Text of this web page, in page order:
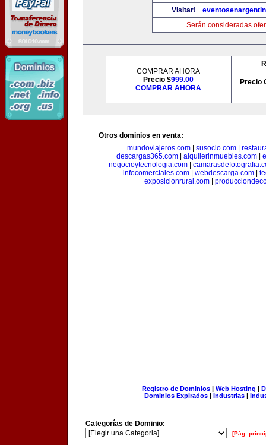
Visitar!
Serán consideradas
COMPRAR AHORA
Precio $999.00
COMPRAR AHORA
Precio
Otros dominios en venta:
mundoviajeros.com| susocio.com|
descargas365.com| alquilerinmuebles.com|
negocioytecnologia.com
infocomerciales.com| webdescarga.com|
exposicionrural.com
Registro de Dominios| Web Hosting |
Dominios Expirados | Industrias |
Categorías de Dominio:
[Pág.